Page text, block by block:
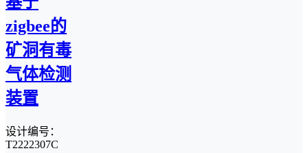
zigbee的
矿洞有毒
气体检测
装置
设计编号：
T2222307C